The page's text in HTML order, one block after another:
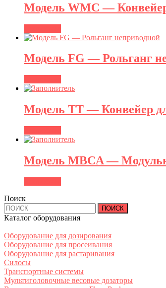
Модель WMC —
Модель FG — Рольганг
Модель TT — Конвейер
Модель MBCA —
Поиск
Найти:
Каталог оборудования
Оборудование для дозирования
Оборудование для просеивания
Оборудование для растаривания
Силосы
Транспортные системы
Мультиголовочные весовые дозаторы